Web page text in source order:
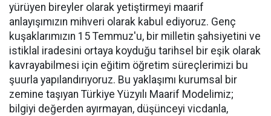
yürüyen bireyler olarak yetiştirmeyi maarif
anlayışımızın mihveri olarak kabul ediyoruz. Genç
kuşaklarımızın 15 Temmuz'u, bir milletin şahsiyetini ve
istiklal iradesini ortaya koyduğu tarihsel bir eşik olarak
kavrayabilmesi için eğitim öğretim süreçlerimizi bu
şuurla yapılandırıyoruz. Bu yaklaşımı kurumsal bir
zemine taşıyan Türkiye Yüzyılı Maarif Modelimiz;
bilgiyi değerden ayırmayan, düşünceyi vicdanla,